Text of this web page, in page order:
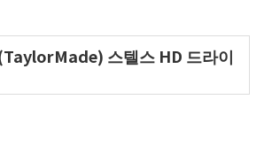
스텔스 HD 드라이